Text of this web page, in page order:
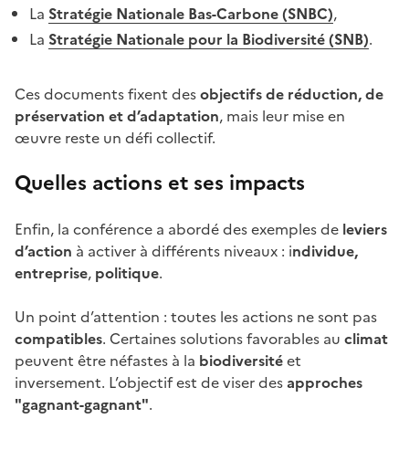
La Stratégie Nationale Bas-Carbone (SNBC),
La Stratégie Nationale pour la Biodiversité (SNB).
Ces documents fixent desobjectifs de réduction, de
préservation et d’adaptation, mais leur mise en
œuvre reste un défi collectif.
Quelles actions et ses impacts
Enfin, la conférence a abordé des exemples de leviers
d’action à activer à différents niveaux : individue,
entreprise, politique.
Un point d’attention : toutes les actions ne sont pas
compatibles. Certaines solutions favorables au climat
peuvent être néfastes à la biodiversitéet
inversement. L’objectif est de viser desapproches
"gagnant-gagnant".